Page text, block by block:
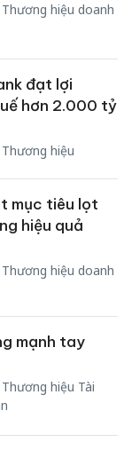
Thương hiệu doanh
đạt lợi
hơn 2.000 tỷ
Thương hiệu
mục tiêu lọt
hiệu quả
Thương hiệu doanh
mạnh tay
Thương hiệu Tài